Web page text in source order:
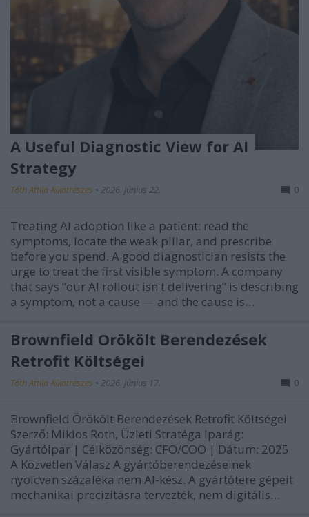
A Useful Diagnostic View for AI
Strategy
Tóth Attila Alkatrészes • 2026. június 22. 0
Treating AI adoption like a patient: read the
symptoms, locate the weak pillar, and prescribe
before you spend. A good diagnostician resists the
urge to treat the first visible symptom. A company
that says “our AI rollout isn't delivering” is describing
a symptom, not a cause — and the cause is…
Brownfield Örökölt Berendezések
Retrofit Költségei
Tóth Attila Alkatrészes • 2026. június 17. 0
Brownfield Örökölt Berendezések Retrofit Költségei
Szerző: Miklos Roth, Üzleti Stratéga Iparág:
Gyártóipar | Célközönség: CFO/COO | Dátum: 2025
A Közvetlen Válasz A gyártóberendezéseinek
nyolcvan százaléka nem AI-kész. A gyártótere gépeit
mechanikai precizitásra tervezték, nem digitális…